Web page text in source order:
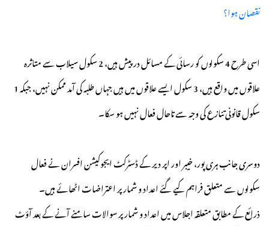
نقصان ہوا؟
اسی طرح 4 سکولوں کو رسائی کے مسائل درپیش ہیں، 2 سکول سیلاب سے متاثرہ
علاقوں میں واقع ہیں، 3 سکول ایسے علاقوں میں ہیں جہاں طلبہ کی آمد ممکن نہیں، جبکہ 1
سکول قانونی تنازع کی وجہ سے تاحال فعال نہیں ہو سکا۔
دوسری جانب ہری پور، خیبر اور اپر دیر کے ڈسٹرکٹ ایجوکیشن افسران نے فعال
سکولوں سے متعلق فراہم کیے گئے اعداد و شمار پر اعتراضات اٹھائے ہیں۔
ذرائع کے مطابق متعلقہ اجلاس میں اعداد و شمار پر سوالات سامنے آنے کے بعد آؤٹ